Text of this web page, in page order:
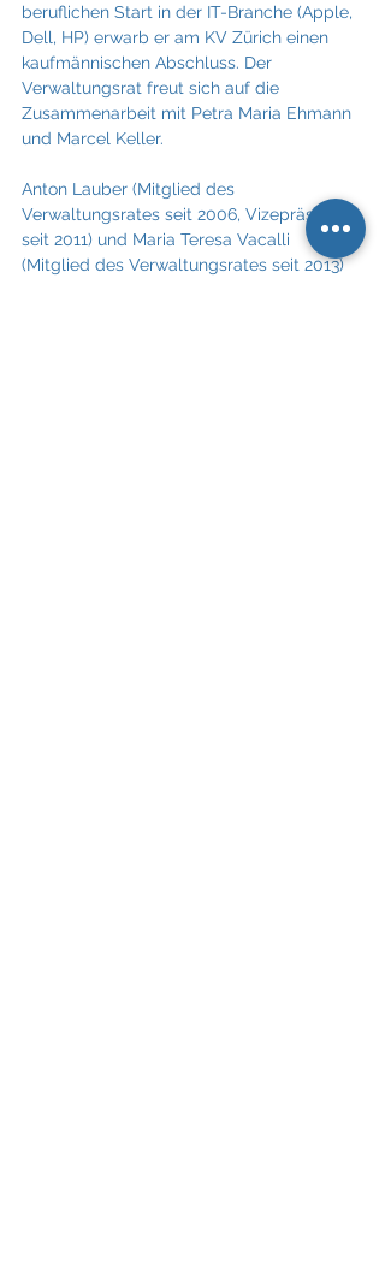
beruflichen Start in der IT-Branche (Apple,
Dell, HP) erwarb er am KV Zürich einen
kaufmännischen Abschluss. Der
Verwaltungsrat freut sich auf die
Zusammenarbeit mit Petra Maria Ehmann
und Marcel Keller.
Anton Lauber (Mitglied des
Verwaltungsrates seit 2006, Vizepräsident
seit 2011) und Maria Teresa Vacalli
(Mitglied des Verwaltungsrates seit 2013)